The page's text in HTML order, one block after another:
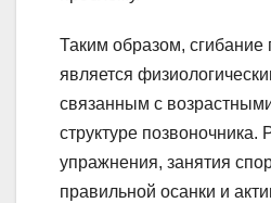
Таким образом, сгибание
является
связанным с
структуре позвоночника.
упражнения, занятия
правильной осанки и